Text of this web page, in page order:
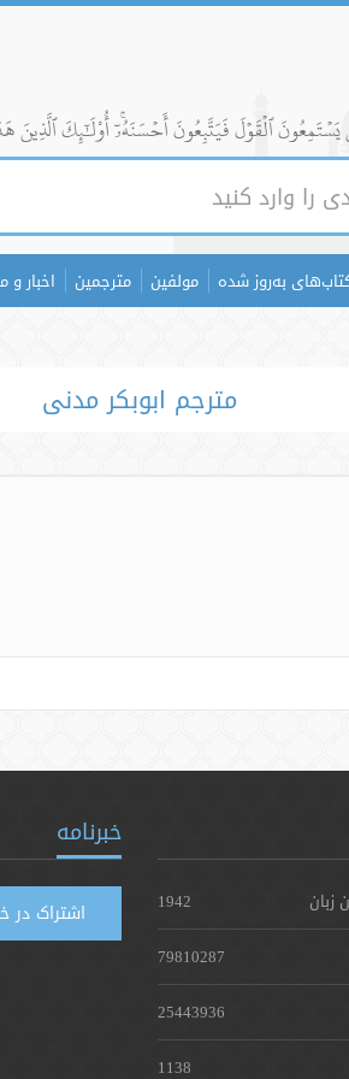
ٱلۡقَوۡلَ فَيَتَّبِعُونَ أَحۡسَنَهُۥٓۚ أُوْلَٰٓئِكَ ٱلَّذِينَ
به‌روز شده مولفین مترجمین اخبار و
مترجم ابوبکر مدنی
زبان
1942
79810287
25443936
1138
خبرنامه
اشتراک در